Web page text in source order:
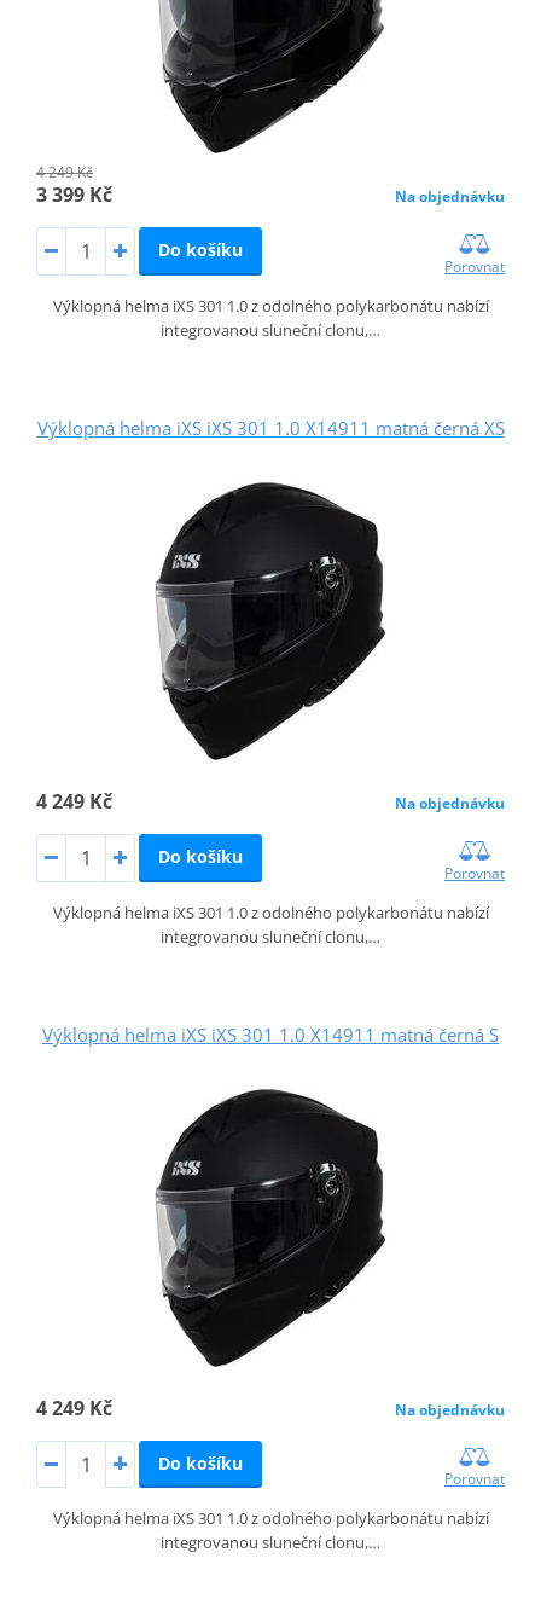
4 249 Kč
3 399 Kč Na objednávku
Do košíku
Porovnat
Výklopná helma iXS 301 1.0 z odolného polykarbonátu nabízí
integrovanou sluneční clonu,…
Výklopná helma iXS iXS 301 1.0 X14911 matná černá XS
4 249 Kč Na objednávku
Do košíku
Porovnat
Výklopná helma iXS 301 1.0 z odolného polykarbonátu nabízí
integrovanou sluneční clonu,…
Výklopná helma iXS iXS 301 1.0 X14911 matná černá S
4 249 Kč Na objednávku
Do košíku
Porovnat
Výklopná helma iXS 301 1.0 z odolného polykarbonátu nabízí
integrovanou sluneční clonu,…